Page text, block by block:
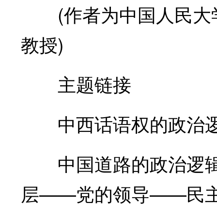
(作者为中国人民大
教授)
主题链接
中西话语权的政治
中国道路的政治逻
层——党的领导——民